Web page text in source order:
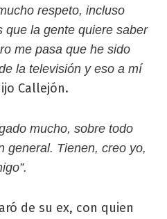
respeto, incluso
que la gente quiere saber
me pasa que he sido
la televisión y eso a mí
Callejón.
mucho, sobre todo
general. Tienen, creo yo,
de su ex, con quien